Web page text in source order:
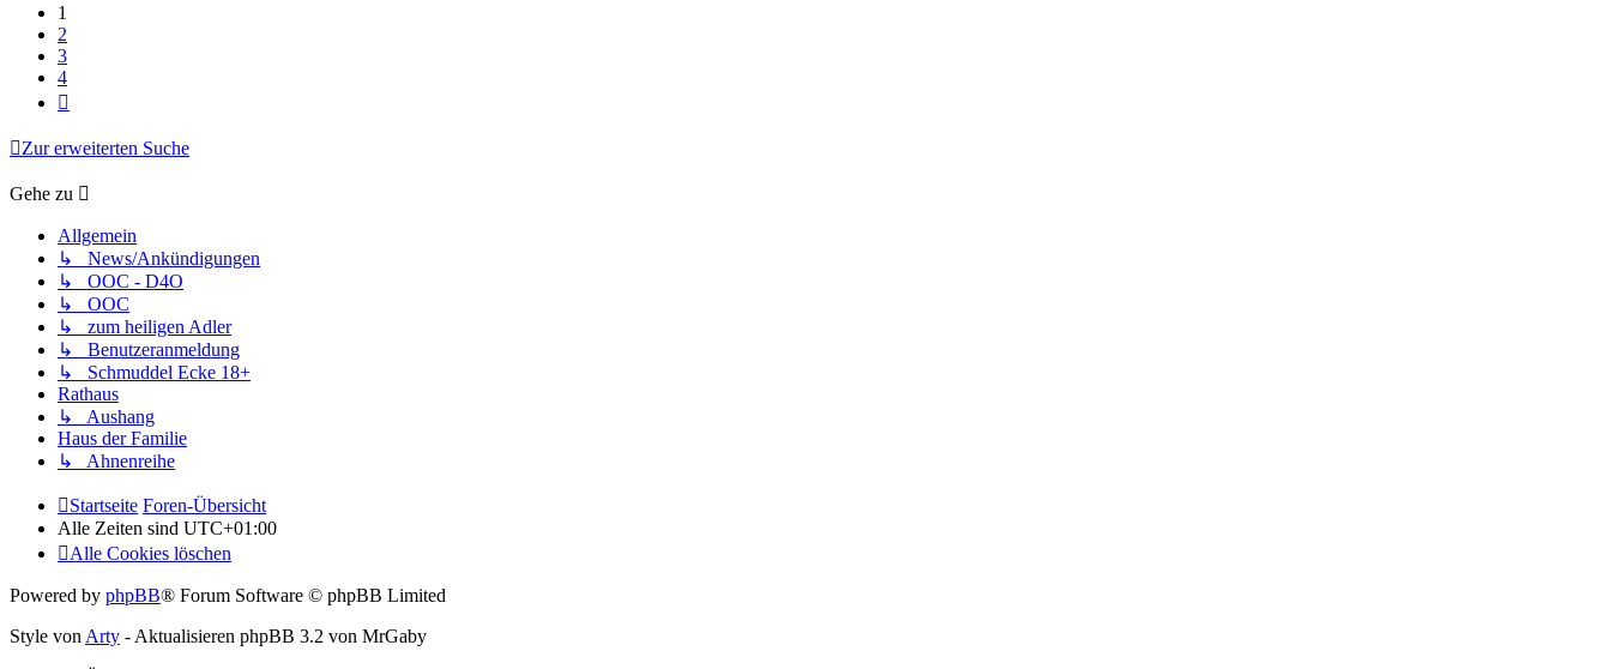
1
2
3
4
Zur erweiterten Suche
Gehe zu
Allgemein
↳ News/Ankündigungen
↳ OOC - D4O
↳ OOC
↳ zum heiligen Adler
↳ Benutzeranmeldung
↳ Schmuddel Ecke 18+
Rathaus
↳ Aushang
Haus der Familie
↳ Ahnenreihe
Startseite Foren-Übersicht
Alle Zeiten sind UTC+01:00
Alle Cookies löschen
Powered by phpBB® Forum Software © phpBB Limited
Style von Arty - Aktualisieren phpBB 3.2 von MrGaby